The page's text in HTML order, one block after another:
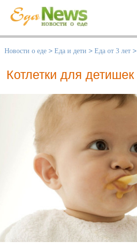
Новости о еде > Еда и дети > Еда от 3 лет >
Котлетки для детишек